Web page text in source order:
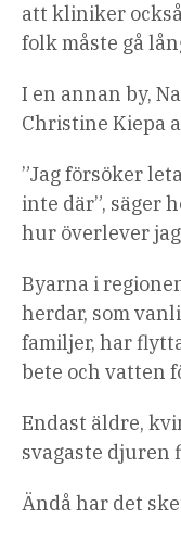
att kliniker
folk måste gå
I en annan by,
Christine Kiepa
”Jag försöker
inte där”, säger
hur överlever
Byarna i
herdar, som
familjer, har
bete och vatten
Endast äldre,
svagaste djuren
Ändå har det